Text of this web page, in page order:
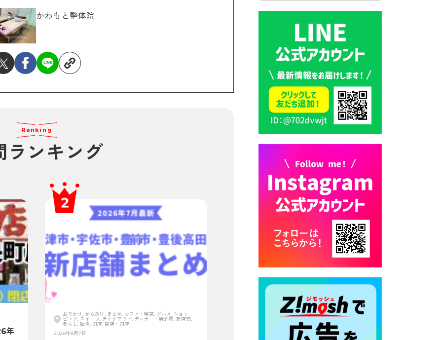
かわもと整体院
Ranking
ランキング
年
おでかけ, からあげ, まとめ, カフェ・喫茶, グルメ, ショッ
ピング, スイーツ, テイクアウト, ディナー・居酒屋, 新店舗,
暮らし, 記事, 閉店, 開店・閉店
2026年8月7日
2026年7月30日 豊前市立学校
紹介≪再編計画の見直しにつ
いて≫
2026年7月29日 豊前市指定ご
み袋販売のお知らせ
2026年7月28日 豊前カラス天
狗みなと祭り（花火大会）開
催決定！
2026年7月28日 令和8年度
京築地区水道企業団職員採用
試験（募集）
2026年7月27日 マイナンバー
カード交付に伴う休日および
平日夜間開庁の案内
2026年7月22日 令和８年度
「こども文化パスポート事
2026年7月21日 卜仙の郷 お
盆期間の営業時間のお知らせ
2026年7月17日 バス経路検索
のご利用案内
2026年7月10日 台湾伝統音楽